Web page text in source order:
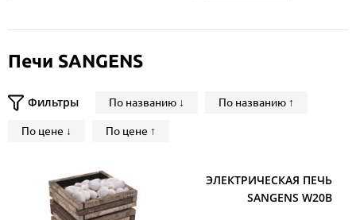
Печи SANGENS
Фильтры По названию ↓ По названию ↑
По цене ↓ По цене ↑
ЭЛЕКТРИЧЕСКАЯ ПЕЧЬ
SANGENS W20B